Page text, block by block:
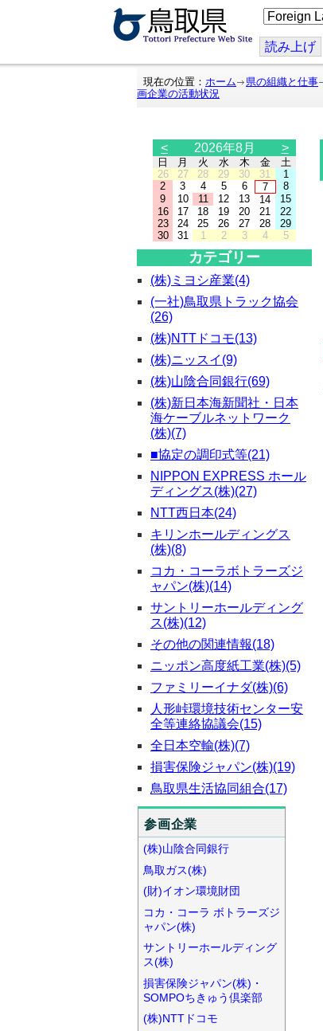
こ
の
ジ
を
翻
読み上げ
現在の位置： ホーム 県の組織と仕事
画企業の活動状況
< 2026年8月 >
日 月 火 水 木 金
土
26
27 28 29 30 31
1
2
3 4 5 6 7
8
9
10 11 12 13 14
15
16
17 18 19 20 21
22
23
24 25 26 27 28
29
30
31 1 2 3 4 5
カテゴリー
(株)ミヨシ産業(4)
(一社)鳥取県トラック協会
(26)
(株)NTTドコモ(13)
(株)ニッスイ(9)
(株)山陰合同銀行(69)
(株)新日本海新聞社・日本
海ケーブルネットワーク
(株)(7)
■協定の調印式等(21)
NIPPON EXPRESS ホール
ディングス(株)(27)
NTT西日本(24)
キリンホールディングス
(株)(8)
コカ・コーラボトラーズジ
ャパン(株)(14)
サントリーホールディング
ス(株)(12)
その他の関連情報(18)
ニッポン高度紙工業(株)(5)
ファミリーイナダ(株)(6)
人形峠環境技術センター安
全等連絡協議会(15)
全日本空輸(株)(7)
損害保険ジャパン(株)(19)
鳥取県生活協同組合(17)
参画企業
(株)山陰合同銀行
鳥取ガス(株)
(財)イオン環境財団
コカ・コーラ ボトラーズジ
ャパン(株)
サントリーホールディング
ス(株)
損害保険ジャパン(株)・
SOMPOちきゅう倶楽部
(株)NTTドコモ